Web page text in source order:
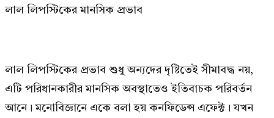
লাল লিপস্টিকের মানসিক প্রভাব
লাল লিপস্টিকের প্রভাব শুধু অন্যদের দৃষ্টিতেই সীমাবদ্ধ নয়,
এটি পরিধানকারীর মানসিক অবস্থাতেও ইতিবাচক পরিবর্তন
আনে। মনোবিজ্ঞানে একে বলা হয় কনফিডেন্স এফেক্ট। যখন